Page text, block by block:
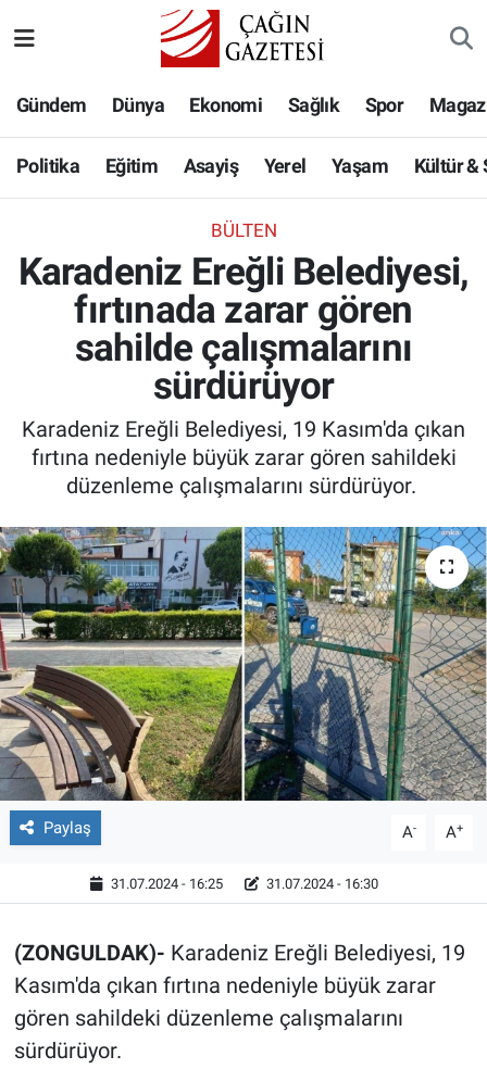
Gündem Dünya Ekonomi Sağlık Spor
Politika Eğitim Asayiş Yerel Yaşam Kültür &
BÜLTEN
Karadeniz Ereğli Belediyesi,
fırtınada zarar gören
sahilde çalışmalarını
sürdürüyor
Karadeniz Ereğli Belediyesi, 19 Kasım'da çıkan
fırtına nedeniyle büyük zarar gören sahildeki
düzenleme çalışmalarını sürdürüyor.
Paylaş A- A+
31.07.2024 - 16:25 31.07.2024 - 16:30
(ZONGULDAK)- Karadeniz Ereğli Belediyesi, 19
Kasım'da çıkan fırtına nedeniyle büyük zarar
gören sahildeki düzenleme çalışmalarını
sürdürüyor.
Eğitim
Asayiş
Yaşam
Kültür & Sanat
Bilim-Teknoloji
Köşe Yazıları
Röportaj
Video Galeri
Hava Durumu
Namaz Vakitleri
Süper Lig Puan Durumu ve Fikstür
Tüm Manşetler
Son Dakika Haberleri
Haber Arşivi